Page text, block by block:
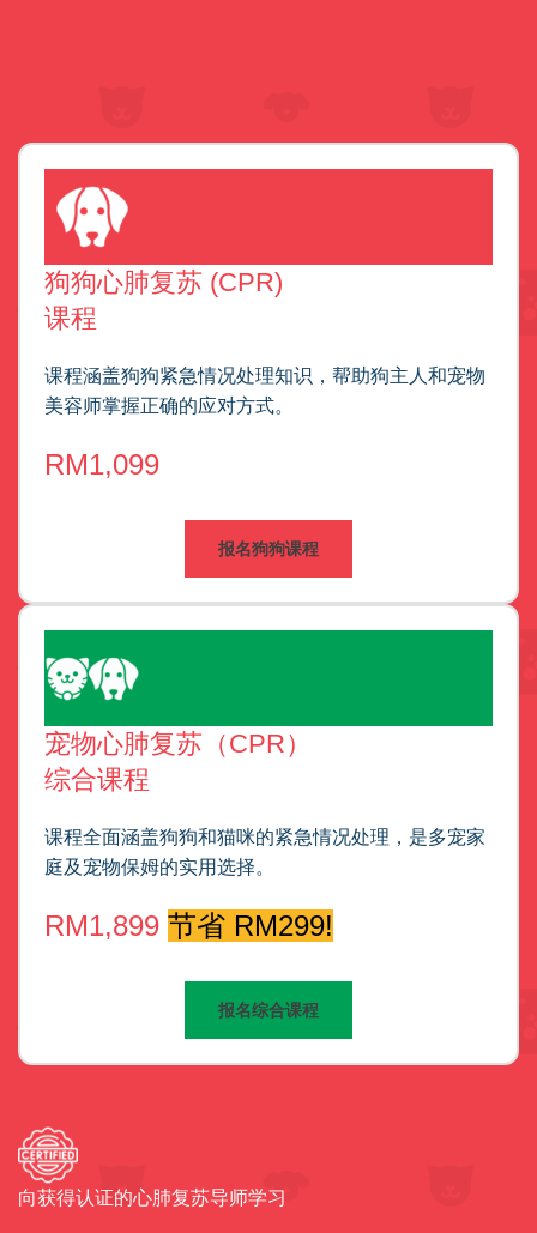
狗狗心肺复苏 (CPR)
课程
课程涵盖狗狗紧急情况处理知识，帮助狗主人和宠物
美容师掌握正确的应对方式。
RM1,099
报名狗狗课程
宠物心肺复苏（CPR）
综合课程
课程全面涵盖狗狗和猫咪的紧急情况处理，是多宠家
庭及宠物保姆的实用选择。
RM1,899 节省 RM299!
报名综合课程
向获得认证的心肺复苏导师学习